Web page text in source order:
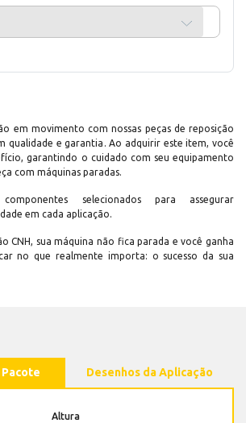
em movimento com nossas peças de reposição
qualidade e garantia. Ao adquirir este item, você
garantindo o cuidado com seu equipamento
com máquinas paradas.
selecionados para assegurar
em cada aplicação.
CNH, sua máquina não fica parada e você ganha
no que realmente importa: o sucesso da sua
Desenhos da Aplicação
Altura